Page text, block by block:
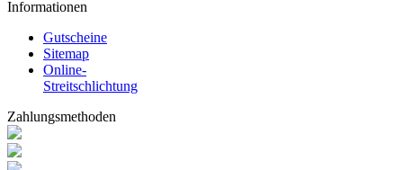
Informationen
Gutscheine
Sitemap
Online-
Streitschlichtung
Zahlungsmethoden